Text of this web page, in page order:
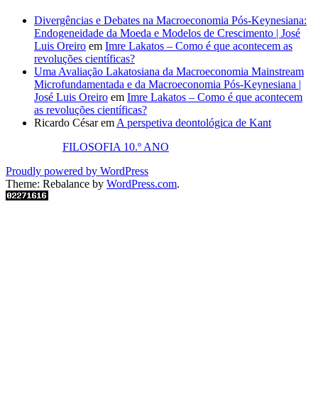
Divergências e Debates na Macroeconomia Pós-Keynesiana:
Endogeneidade da Moeda e Modelos de Crescimento | José
Luis Oreiro em Imre Lakatos – Como é que acontecem as
revoluções científicas?
Uma Avaliação Lakatosiana da Macroeconomia Mainstream
Microfundamentada e da Macroeconomia Pós-Keynesiana |
José Luis Oreiro em Imre Lakatos – Como é que acontecem
as revoluções científicas?
Ricardo Césarem A perspetiva deontológica de Kant
FILOSOFIA 10.º ANO
Proudly powered by WordPress
Theme: Rebalance by WordPress.com.